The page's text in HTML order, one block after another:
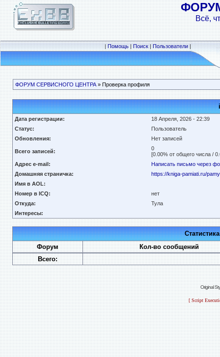
Всё,
|Помощь|Поиск|Пользователи|
ФОРУМ СЕРВИСНОГО ЦЕНТРА» Проверка профиля
Дата регистрации:
18 Апреля, 2026 - 22:39
Статус:
Пользователь
Обновления:
Нет записей
Всего записей:
0
[0.00% от общего числа /
Адрес e-mail:
Написать письмо через
Домашняя страничка:
https://kniga-pamiati.ru/
Имя в AOL:
Номер в ICQ:
нет
Откуда:
Тула
Интересы:
Форум
Кол-во сообщений
Всего:
Original
[ Script